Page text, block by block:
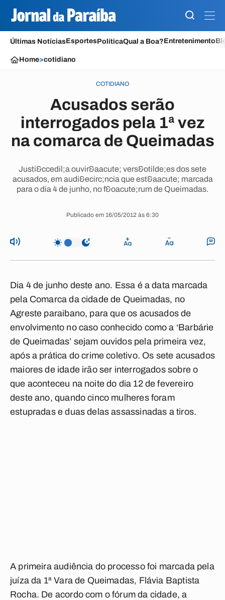
Últimas NotíciasEsportesPolíticaQual a Boa?Entretenimento
Home>cotidiano
COTIDIANO
Acusados serão
interrogados pela 1ª vez
na comarca de Queimadas
Justi&ccedil;a ouvir&aacute; vers&otilde;es dos sete
acusados, em audi&ecirc;ncia que est&aacute; marcada
para o dia 4 de junho, no f&oacute;rum de Queimadas.
Publicado em 16/05/2012 às 6:30
Dia 4 de junho deste ano. Essa é a data marcada
pela Comarca da cidade de Queimadas, no
Agreste paraibano, para que os acusados de
envolvimento no caso conhecido como a ‘Barbárie
de Queimadas’ sejam ouvidos pela primeira vez,
após a prática do crime coletivo. Os sete acusados
maiores de idade irão ser interrogados sobre o
que aconteceu na noite do dia 12 de fevereiro
deste ano, quando cinco mulheres foram
estupradas e duas delas assassinadas a tiros.
A primeira audiência do processo foi marcada pela
juíza da 1ª Vara de Queimadas, Flávia Baptista
Rocha. De acordo com o fórum da cidade, a